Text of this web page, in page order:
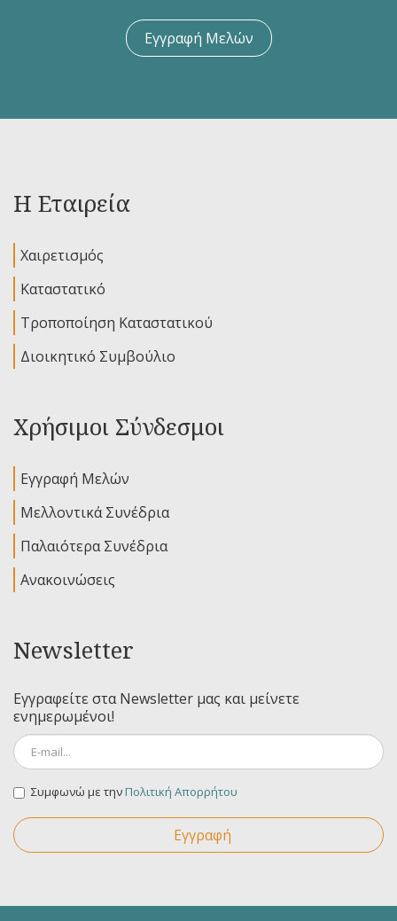
Εγγραφή Μελών
Η Εταιρεία
Χαιρετισμός
Καταστατικό
Τροποποίηση Καταστατικού
Διοικητικό Συμβούλιο
Χρήσιμοι Σύνδεσμοι
Εγγραφή Μελών
Μελλοντικά Συνέδρια
Παλαιότερα Συνέδρια
Ανακοινώσεις
Newsletter
Εγγραφείτε στα Newsletter μας και μείνετε
ενημερωμένοι!
Συμφωνώ με τηνΠολιτική Απορρήτου
Εγγραφή